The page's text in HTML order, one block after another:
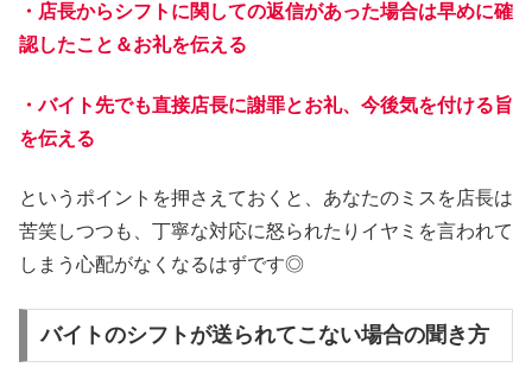
・店長からシフトに関しての返信があった場合は早めに確
認したこと＆お礼を伝える
・バイト先でも直接店長に謝罪とお礼、今後気を付ける旨
を伝える
というポイントを押さえておくと、あなたのミスを店長は
苦笑しつつも、丁寧な対応に怒られたりイヤミを言われて
しまう心配がなくなるはずです◎
バイトのシフトが送られてこない場合の聞き方